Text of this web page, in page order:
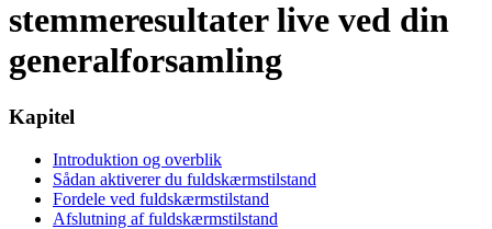
stemmeresultater live ved din
generalforsamling
Kapitel
Introduktion og overblik
Sådan aktiverer du fuldskærmstilstand
Fordele ved fuldskærmstilstand
Afslutning af fuldskærmstilstand